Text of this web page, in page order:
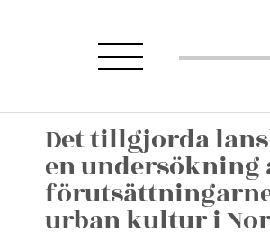
Det tillgjorda
en undersökning
urban kultur i